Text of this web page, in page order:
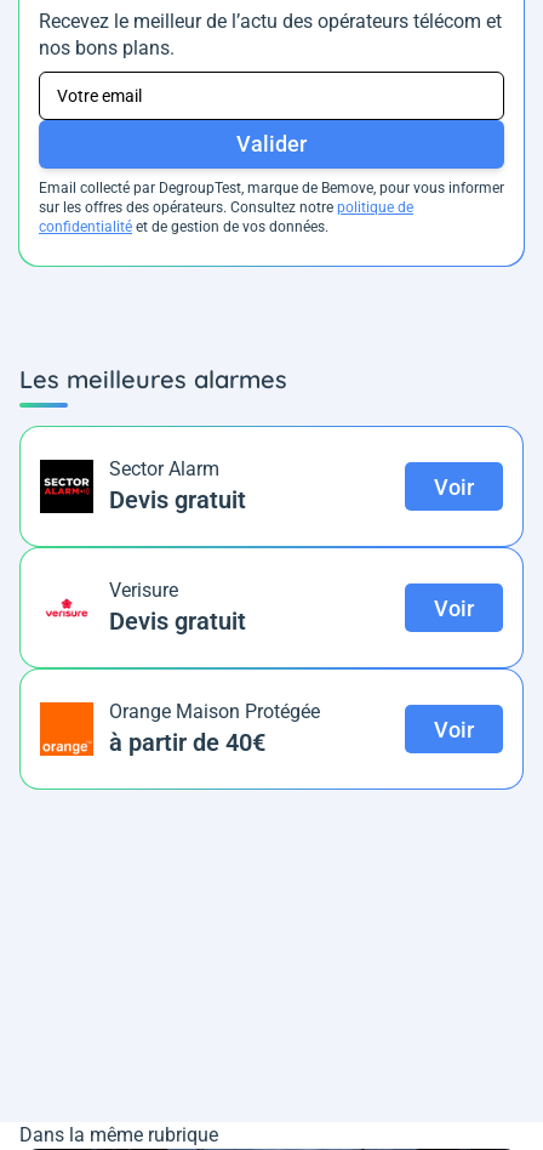
Recevez le meilleur de l’actu des opérateurs télécom et
nos bons plans.
Valider
Email collecté par DegroupTest, marque de Bemove, pour vous informer
sur les offres des opérateurs. Consultez notre politique de
confidentialité et de gestion de vos données.
Les meilleures alarmes
Sector Alarm
Devis gratuit Voir
Verisure
Devis gratuit Voir
Orange Maison Protégée
à partir de 40€ Voir
Dans la même rubrique